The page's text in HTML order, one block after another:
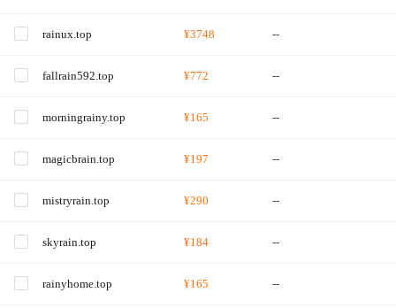
rainux.top ¥3748 --
fallrain592.top ¥772 --
morningrainy.top ¥165 --
magicbrain.top ¥197 --
mistryrain.top ¥290 --
skyrain.top ¥184 --
rainyhome.top ¥165 --